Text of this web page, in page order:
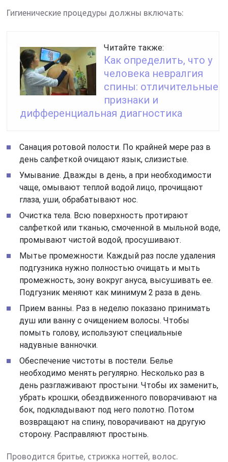
Гигиенические процедуры должны включать:
Читайте также:
Как определить, что у
человека невралгия
спины: отличительные
признаки и
дифференциальная диагностика
Санация ротовой полости. По крайней мере раз в
день салфеткой очищают язык, слизистые.
Умывание. Дважды в день, а при необходимости
чаще, омывают теплой водой лицо, прочищают
глаза, уши, обрабатывают нос.
Очистка тела. Всю поверхность протирают
салфеткой или тканью, смоченной в мыльной воде,
промывают чистой водой, просушивают.
Мытье промежности. Каждый раз после удаления
подгузника нужно полностью очищать и мыть
промежность, зону вокруг ануса, высушивать ее.
Подгузник меняют как минимум 2 раза в день.
Прием ванны. Раз в неделю показано принимать
душ или ванну с очищением волосы. Чтобы
помыть голову, используют специальные
надувные ванночки.
Обеспечение чистоты в постели. Белье
необходимо менять регулярно. Несколько раз в
день разглаживают простыни. Чтобы их заменить,
убрать крошки, обездвиженного поворачивают на
бок, подкладывают под него полотно. Потом
возвращают на спину, поворачивают на другую
сторону. Расправляют простынь.
Проводится бритье, стрижка ногтей, волос.